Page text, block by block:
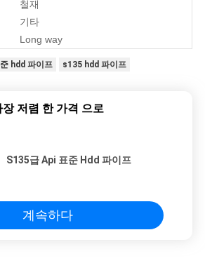
철재
기타
Long way
hdd 파이프 s135 hdd 파이프
장 저렴 한 가격 으로
S135급 Api 표준 Hdd 파이프
계속하다